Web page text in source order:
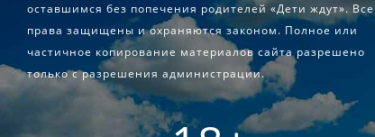
оставшимся без попечения родителей «Дети ждут». Все
права защищены и охраняются законом. Полное или
частичное копирование материалов сайта разрешено
только с разрешения администрации.